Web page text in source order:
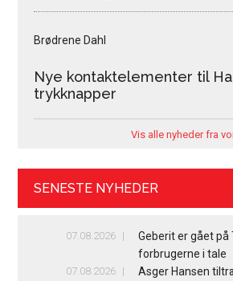
Brødrene Dahl
Nye kontaktelementer til
trykknapper
Vis alle nyheder fra
SENESTE NYHEDER
07.08.2026
Geberit er gået på
forbrugerne i tale
07.08.2026
Asger Hansen